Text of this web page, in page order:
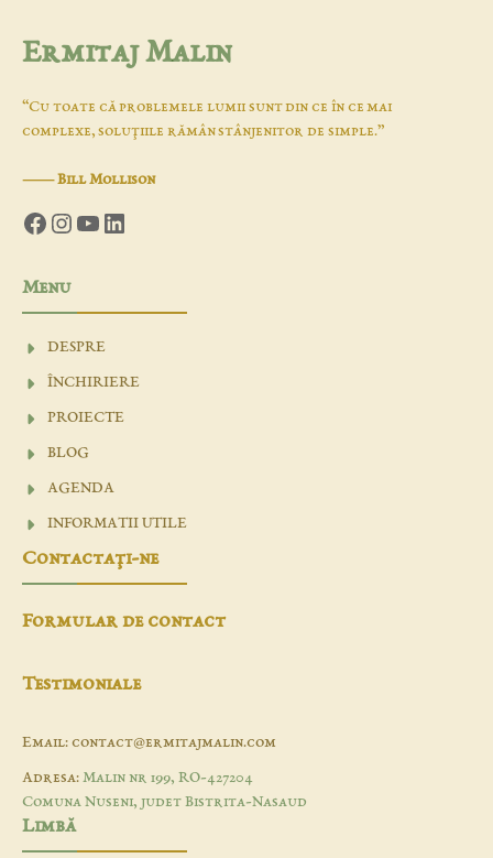
Ermitaj Malin
“Cu toate că problemele lumii sunt din ce în ce mai
complexe, soluţiile rămân stânjenitor de simple.”
―Bill Mollison
Facebook
Instagram
YouTube
LinkedIn
Menu
DESPRE
ÎNCHIRIERE
PROIECTE
BLOG
AGENDA
INFORMATII UTILE
Contactaţi-ne
Formular de contact
Testimoniale
Email: contact@ermitajmalin.com
Adresa: Malin nr 199, RO-427204
Comuna Nuseni, judet Bistrita-Nasaud
Limbă